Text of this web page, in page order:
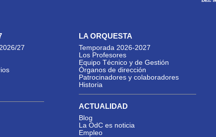
27
LA ORQUESTA
Temporada 2026-2027
Los Profesores
Equipo Técnico y de Gestión
Órganos de dirección
Patrocinadores y colaboradores
Historia
ACTUALIDAD
Blog
La OdC es noticia
Empleo